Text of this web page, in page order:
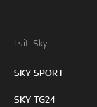
I siti Sky:
SKY SPORT
SKY TG24